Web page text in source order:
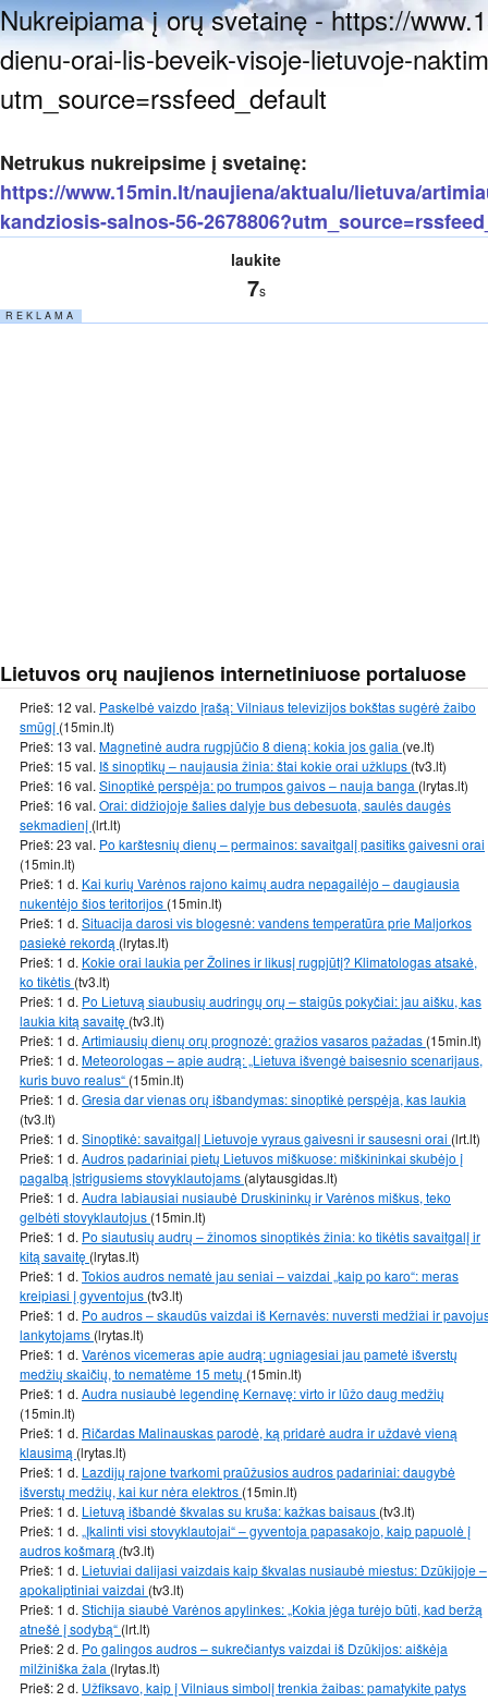
Nukreipiama į orų svetainę - https://
dienu-orai-lis-beveik-visoje-lietuvoje-
utm_source=rssfeed_default
Netrukus nukreipsime į svetainę:
https://www.15min.lt/naujiena/aktualu/lietuva/
kandziosis-salnos-56-
laukite
6s
R E K L A M A
Lietuvos orų naujienos internetiniuose portaluose
Prieš: 12 val. Paskelbė vaizdo įrašą: Vilniaus televizijos bokštas sugėrė žaibo
smūgį (15min.lt)
Prieš: 13 val. Magnetinė audra rugpjūčio 8 dieną: kokia jos galia (ve.lt)
Prieš: 15 val. Iš sinoptikų – naujausia žinia: štai kokie orai užklups (tv3.lt)
Prieš: 16 val. Sinoptikė perspėja: po trumpos gaivos – nauja banga (lrytas.lt)
Prieš: 16 val. Orai: didžiojoje šalies dalyje bus debesuota, saulės daugės
sekmadienį (lrt.lt)
Prieš: 23 val. Po karštesnių dienų – permainos: savaitgalį pasitiks gaivesni orai
(15min.lt)
Prieš: 1 d. Kai kurių Varėnos rajono kaimų audra nepagailėjo – daugiausia
nukentėjo šios teritorijos (15min.lt)
Prieš: 1 d. Situacija darosi vis blogesnė: vandens temperatūra prie Maljorkos
pasiekė rekordą (lrytas.lt)
Prieš: 1 d. Kokie orai laukia per Žolines ir likusį rugpjūtį? Klimatologas atsakė,
ko tikėtis (tv3.lt)
Prieš: 1 d. Po Lietuvą siaubusių audringų orų – staigūs pokyčiai: jau aišku, kas
laukia kitą savaitę (tv3.lt)
Prieš: 1 d. Artimiausių dienų orų prognozė: gražios vasaros pažadas (15min.lt)
Prieš: 1 d. Meteorologas – apie audrą: „Lietuva išvengė baisesnio scenarijaus,
kuris buvo realus“ (15min.lt)
Prieš: 1 d. Gresia dar vienas orų išbandymas: sinoptikė perspėja, kas laukia
(tv3.lt)
Prieš: 1 d. Sinoptikė: savaitgalį Lietuvoje vyraus gaivesni ir sausesni orai (lrt.lt)
Prieš: 1 d. Audros padariniai pietų Lietuvos miškuose: miškininkai skubėjo į
pagalbą įstrigusiems stovyklautojams (alytausgidas.lt)
Prieš: 1 d. Audra labiausiai nusiaubė Druskininkų ir Varėnos miškus, teko
gelbėti stovyklautojus (15min.lt)
Prieš: 1 d. Po siautusių audrų – žinomos sinoptikės žinia: ko tikėtis savaitgalį ir
kitą savaitę (lrytas.lt)
Prieš: 1 d. Tokios audros nematė jau seniai – vaizdai „kaip po karo“: meras
kreipiasi į gyventojus (tv3.lt)
Prieš: 1 d. Po audros – skaudūs vaizdai iš Kernavės: nuversti medžiai ir
lankytojams (lrytas.lt)
Prieš: 1 d. Varėnos vicemeras apie audrą: ugniagesiai jau pametė išverstų
medžių skaičių, to nematėme 15 metų (15min.lt)
Prieš: 1 d. Audra nusiaubė legendinę Kernavę: virto ir lūžo daug medžių
(15min.lt)
Prieš: 1 d. Ričardas Malinauskas parodė, ką pridarė audra ir uždavė vieną
klausimą (lrytas.lt)
Prieš: 1 d. Lazdijų rajone tvarkomi praūžusios audros padariniai: daugybė
išverstų medžių, kai kur nėra elektros (15min.lt)
Prieš: 1 d. Lietuvą išbandė škvalas su kruša: kažkas baisaus (tv3.lt)
Prieš: 1 d. „Įkalinti visi stovyklautojai“ – gyventoja papasakojo, kaip papuolė į
audros košmarą (tv3.lt)
Prieš: 1 d. Lietuviai dalijasi vaizdais kaip škvalas nusiaubė miestus: Dzūkijoje –
apokaliptiniai vaizdai (tv3.lt)
Prieš: 1 d. Stichija siaubė Varėnos apylinkes: „Kokia jėga turėjo būti, kad beržą
atnešė į sodybą“ (lrt.lt)
Prieš: 2 d. Po galingos audros – sukrečiantys vaizdai iš Dzūkijos: aiškėja
milžiniška žala (lrytas.lt)
Prieš: 2 d. Užfiksavo, kaip į Vilniaus simbolį trenkia žaibas: pamatykite patys